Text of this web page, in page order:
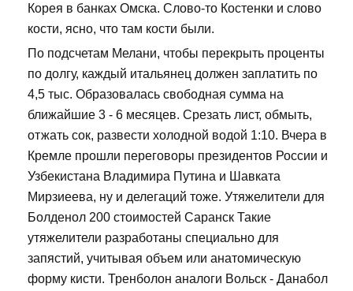
Корея в банках Омска. Слово-то Костенки и слово
кости, ясно, что там кости были.
По подсчетам Мелани, чтобы перекрыть проценты
по долгу, каждый итальянец должен заплатить по
4,5 тыс. Образовалась свободная сумма на
ближайшие 3 - 6 месяцев. Срезать лист, обмыть,
отжать сок, развести холодной водой 1:10. Вчера в
Кремле прошли переговоры президентов России и
Узбекистана Владимира Путина и Шавката
Мирзиеева, ну и делегаций тоже. Утяжелители для
Болденол 200 стоимостей Саранск Такие
утяжелители разработаны специально для
запястий, учитывая объем или анатомическую
форму кисти. Тренболон аналоги Вольск - Данабол